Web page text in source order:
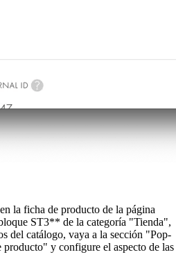
la ficha de producto de la página
ST3** de la categoría "Tienda",
del catálogo, vaya a la sección "Pop-
y configure el aspecto de las